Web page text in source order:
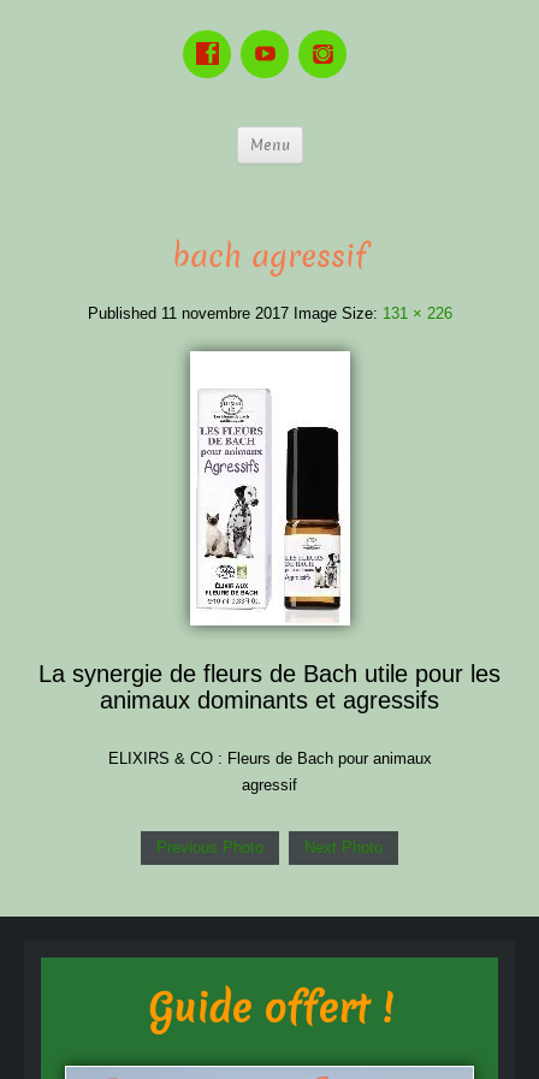
Menu
bach agressif
Published 11 novembre 2017 Image Size: 131 × 226
La synergie de fleurs de Bach utile pour les
animaux dominants et agressifs
ELIXIRS & CO : Fleurs de Bach pour animaux
agressif
Previous Photo Next Photo
Guide offert !